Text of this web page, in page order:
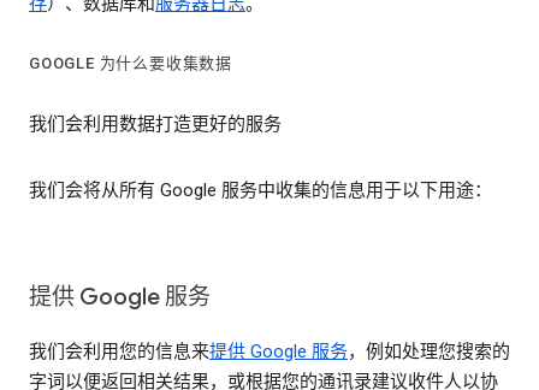
GOOGLE 为什么要收集数据
我们会利用数据打造更好的服务
我们会将从所有 Google 服务中收集的信息用于以下用途：
提供 Google 服务
我们会利用您的信息来提供 Google 服务，例如处理您搜索的
字词以便返回相关结果，或根据您的通讯录建议收件人以协